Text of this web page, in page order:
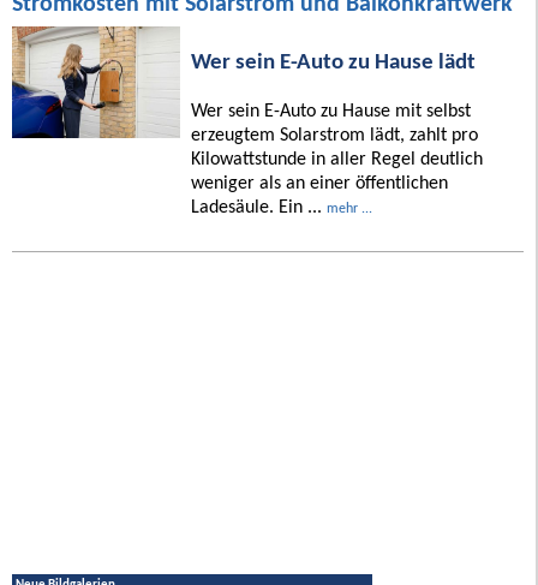
Stromkosten mit Solarstrom und Balkonkraftwerk
Wer sein E-Auto zu Hause lädt
Wer sein E-Auto zu Hause mit selbst
erzeugtem Solarstrom lädt, zahlt pro
Kilowattstunde in aller Regel deutlich
weniger als an einer öffentlichen
Ladesäule. Ein ... mehr ...